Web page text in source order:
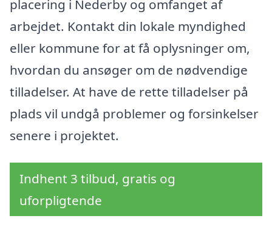
placering i Nederby og omfanget af
arbejdet. Kontakt din lokale myndighed
eller kommune for at få oplysninger om,
hvordan du ansøger om de nødvendige
tilladelser. At have de rette tilladelser på
plads vil undgå problemer og forsinkelser
senere i projektet.
Indhent 3 tilbud, gratis og
uforpligtende